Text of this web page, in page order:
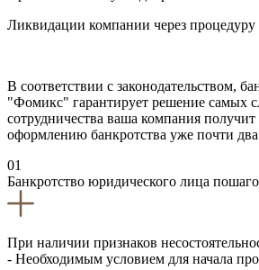
Ликвидации компании через процедуру
В соответствии с законодательством,
"Фомикс" гарантирует решение самых
сотрудничества ваша компания
оформлению банкротства уже почти
01
Банкротство юридического лица
При наличии признаков
- Необходимым условием для начала